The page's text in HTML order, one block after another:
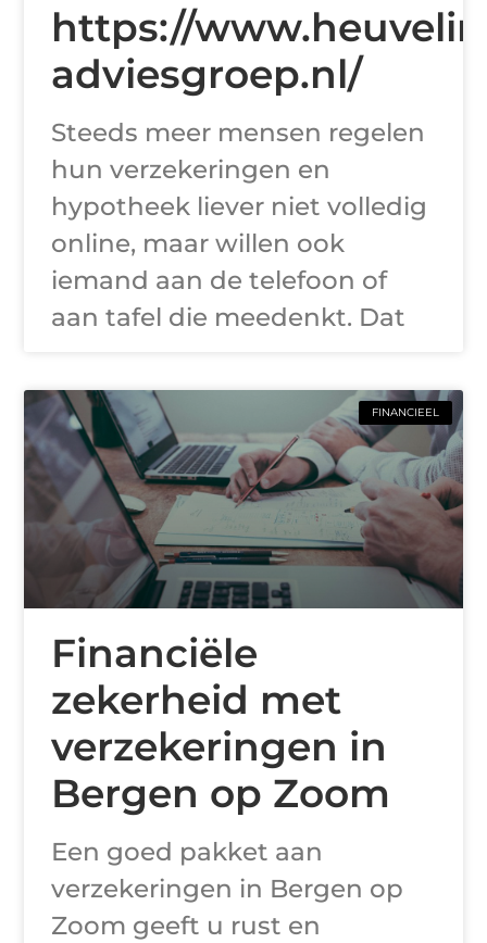
https://
adviesgroep.nl/
Steeds meer mensen regelen
hun verzekeringen en
hypotheek liever niet volledig
online, maar willen ook
iemand aan de telefoon of
aan tafel die meedenkt. Dat
FINANCIEEL
Financiële
zekerheid met
verzekeringen in
Bergen op Zoom
Een goed pakket aan
verzekeringen in Bergen op
Zoom geeft u rust en